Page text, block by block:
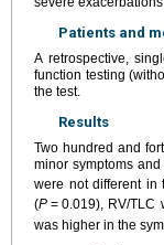
Patients and
A retrospective,
function testing
the test.
Results
Two hundred and
minor symptoms
were not different in
(P = 0.019), RV/TLC
was higher in the